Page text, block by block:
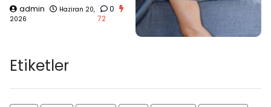
admin
Haziran 20,
2026
0
72
Etiketler